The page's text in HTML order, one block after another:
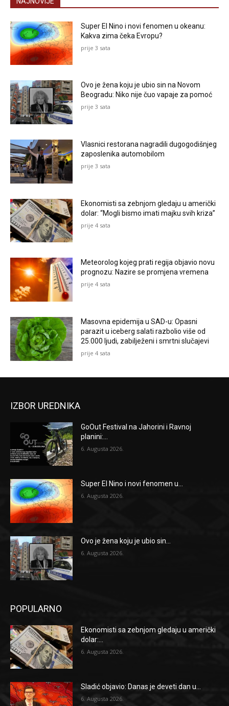
Super El Nino i novi fenomen u okeanu:
Kakva zima čeka Evropu?
prije 3 sata
Ovo je žena koju je ubio sin na Novom
Beogradu: Niko nije čuo vapaje za pomoć
prije 3 sata
Vlasnici restorana nagradili dugogodišnjeg
zaposlenika automobilom
prije 3 sata
Ekonomisti sa zebnjom gledaju u američki
dolar: “Mogli bismo imati majku svih kriza”
prije 4 sata
Meteorolog kojeg prati regija objavio novu
prognozu: Nazire se promjena vremena
prije 4 sata
Masovna epidemija u SAD-u: Opasni
parazit u iceberg salati razbolio više od
25.000 ljudi, zabilježeni i smrtni slučajevi
prije 4 sata
IZBOR UREDNIKA
GoOut Festival na Jahorini i Ravnoj
planini:...
6. Augusta 2026.
Super El Nino i novi fenomen u...
6. Augusta 2026.
Ovo je žena koju je ubio sin...
6. Augusta 2026.
POPULARNO
Ekonomisti sa zebnjom gledaju u američki
dolar:...
6. Augusta 2026.
Sladić objavio: Danas je deveti dan u...
6. Augusta 2026.